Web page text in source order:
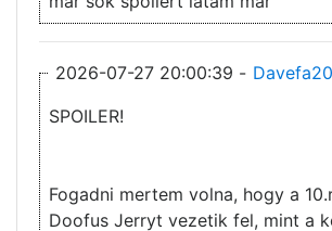
2026-07-27 20:00:39 -
SPOILER!
Fogadni mertem volna, hogy a
Doofus Jerryt vezetik fel, mint a